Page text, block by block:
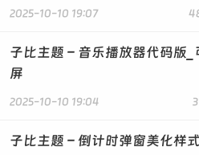
2025-10-10 19:07
子比主题 – 音乐播放器代码版_
屏
2025-10-10 19:04
子比主题 – 倒计时弹窗美化样式